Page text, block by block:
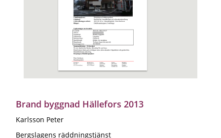
Brand byggnad Hällefors 2013
Karlsson Peter
Bergslagens räddningstjänst